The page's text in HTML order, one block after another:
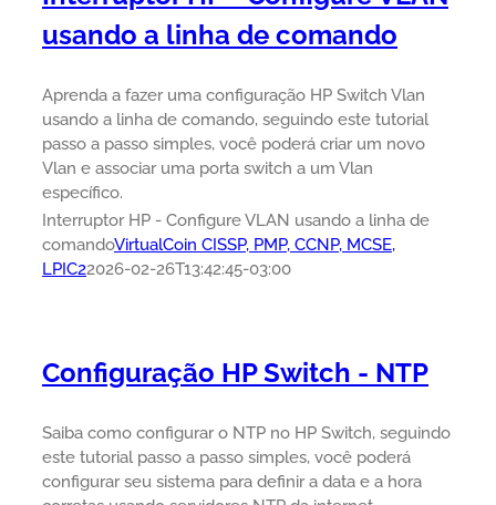
usando a linha de comando
Aprenda a fazer uma configuração HP Switch Vlan
usando a linha de comando, seguindo este tutorial
passo a passo simples, você poderá criar um novo
Vlan e associar uma porta switch a um Vlan
específico.
Interruptor HP - Configure VLAN usando a linha de
comandoVirtualCoin CISSP, PMP, CCNP, MCSE,
LPIC22026-02-26T13:42:45-03:00
Configuração HP Switch - NTP
Saiba como configurar o NTP no HP Switch, seguindo
este tutorial passo a passo simples, você poderá
configurar seu sistema para definir a data e a hora